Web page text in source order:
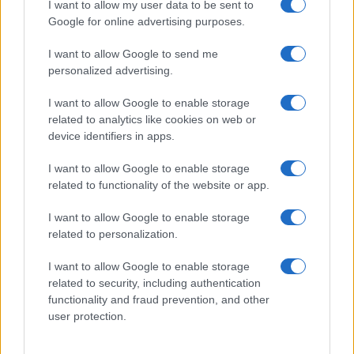
I want to allow my user data to be sent to
Google for online advertising purposes.
I want to allow Google to send me
personalized advertising.
I want to allow Google to enable storage
related to analytics like cookies on web or
device identifiers in apps.
I want to allow Google to enable storage
related to functionality of the website or app.
I want to allow Google to enable storage
related to personalization.
I want to allow Google to enable storage
related to security, including authentication
functionality and fraud prevention, and other
user protection.
Russia e Ucraina contro anche in
Sudan, la peggiore crisi del pianeta
diAnna Bono
15 Marzo 2024, 5:50